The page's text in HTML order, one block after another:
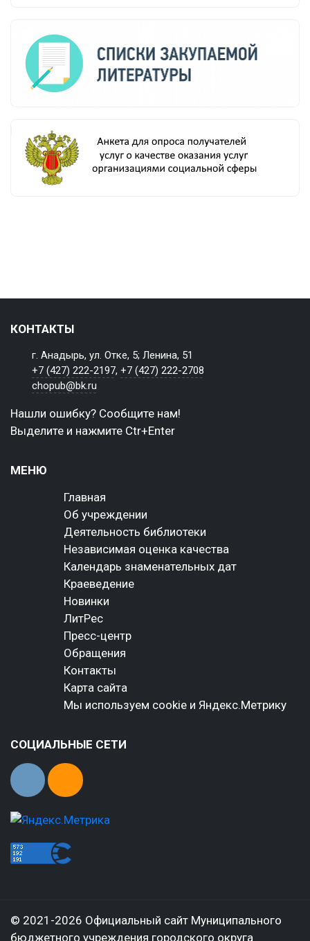
КОНТАКТЫ
г. Анадырь, ул. Отке, 5; Ленина, 51
+7 (427) 222-2197,+7 (427) 222-2708
chopub@bk.ru
Нашли ошибку? Сообщите нам!
Выделите и нажмите Ctr+Enter
МЕНЮ
Главная
Об учреждении
Деятельность библиотеки
Независимая оценка качества
Календарь знаменательных дат
Краеведение
Новинки
ЛитРес
Пресс-центр
Обращения
Контакты
Карта сайта
Мы используем cookie и Яндекс.Метрику
СОЦИАЛЬНЫЕ СЕТИ
© 2021-2026 Официальный сайт Муниципального
бюджетного учреждения городского округа